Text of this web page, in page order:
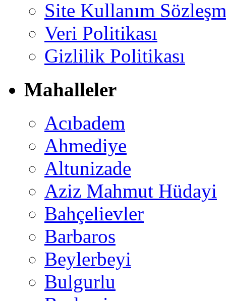
Site Kullanım
Veri Politikası
Gizlilik Politikası
Mahalleler
Acıbadem
Ahmediye
Altunizade
Aziz Mahmut Hüdayi
Bahçelievler
Barbaros
Beylerbeyi
Bulgurlu